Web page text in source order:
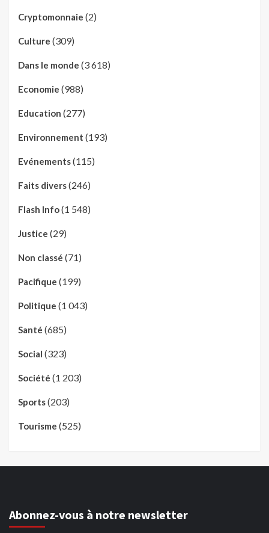
Cryptomonnaie (2)
Culture (309)
Dans le monde (3 618)
Economie (988)
Education (277)
Environnement (193)
Evénements(115)
Faits divers(246)
Flash Info(1 548)
Justice (29)
Non classé (71)
Pacifique (199)
Politique (1 043)
Santé (685)
Social (323)
Société (1 203)
Sports(203)
Tourisme (525)
Abonnez-vous à notre newsletter